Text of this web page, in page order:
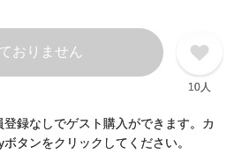
おりません
10人
録なしでゲスト購入ができます。カ
タンをクリックしてください。